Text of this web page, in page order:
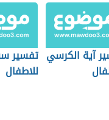
آية الكرسي تفسير
للاطفال